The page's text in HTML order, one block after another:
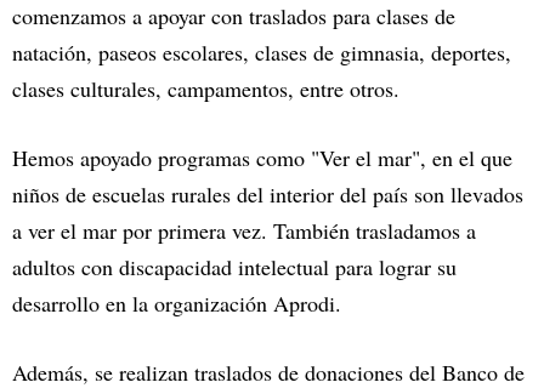
comenzamos a apoyar con traslados para clases de
natación, paseos escolares, clases de gimnasia, deportes,
clases culturales, campamentos, entre otros.
Hemos apoyado programas como "Ver el mar", en el que
niños de escuelas rurales del interior del país son llevados
a ver el mar por primera vez. También trasladamos a
adultos con discapacidad intelectual para lograr su
desarrollo en la organización Aprodi.
Además, se realizan traslados de donaciones del Banco de